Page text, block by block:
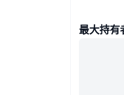
最大持有